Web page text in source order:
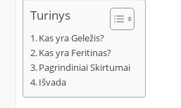
Turinys
Kas yra Geležis?
Kas yra Feritinas?
Pagrindiniai Skirtumai
Išvada